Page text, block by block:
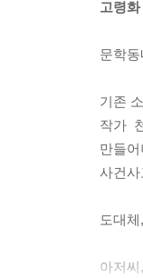
고령
문학
기존
작가
만들
사건
도대
아저